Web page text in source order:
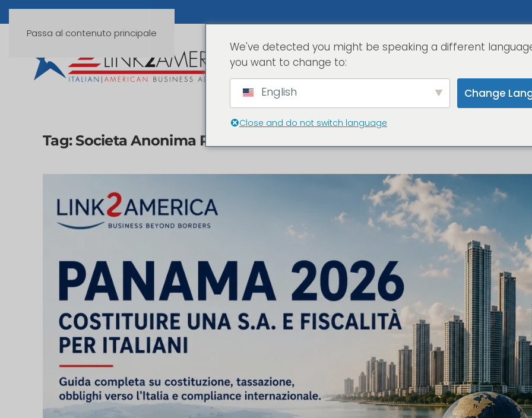
Passa al contenuto principale
homeservizi
Tag: Societa Anonima Panama
We've detected you might be speaking a different
you want to change to:
English Change
Close and do not switch language